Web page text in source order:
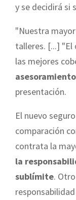
y se decidirá si
"Nuestra
talleres. [...] "El
las mejores
presentación.
El nuevo
comparación
contrata la
la
sublímite.